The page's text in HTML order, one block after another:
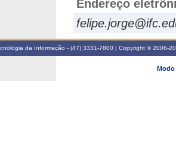
Endereço
da Informação - (47) 3331-7800 | Copyright © 2006-
Modo